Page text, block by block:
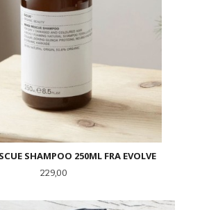
SHAMPOO 250ML FRA EVOLVE
Pris
229,00